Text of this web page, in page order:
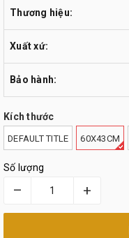
Thương hiệu:
Xuất xứ:
Bảo hành:
Kích thước
DEFAULT TITLE 60X43CM
Số lượng
– +